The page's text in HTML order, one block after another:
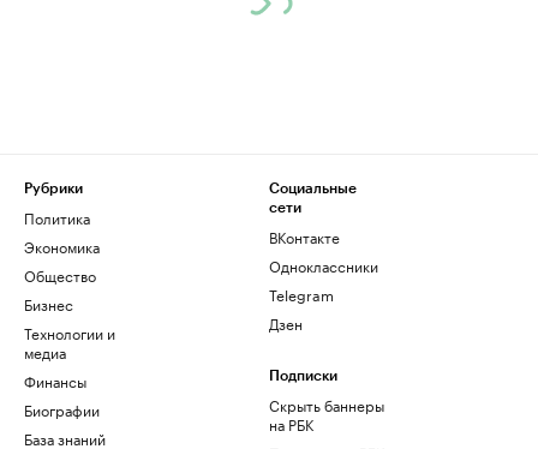
Рубрики
Политика
Экономика
Общество
Бизнес
Технологии и
медиа
Финансы
Биографии
База знаний
Социальные
сети
ВКонтакте
Одноклассники
Telegram
Дзен
Подписки
Скрыть баннеры
на РБК